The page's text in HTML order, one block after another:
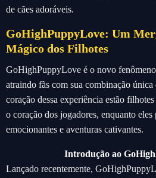
de cães adoráveis.
GoHighPuppyLove: Um
Mágico dos Filhotes
GoHighPuppyLove é o novo
atraindo fãs com sua combinação
coração dessa experiência estão
o coração dos jogadores, enquanto
emocionantes e aventuras cativantes.
Introdução ao
Lançado recentemente,